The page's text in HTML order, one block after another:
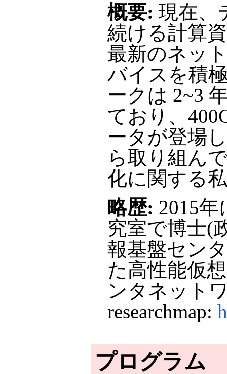
概要: 現在、
続ける計算
最新のネッ
バイスを積
ークは 2~3
ており、
ータが登場
ら取り組ん
化に関する
略歴: 2015
究室で博士(
報基盤セン
た高性能仮
ンタネット
researchmap:
プログラム